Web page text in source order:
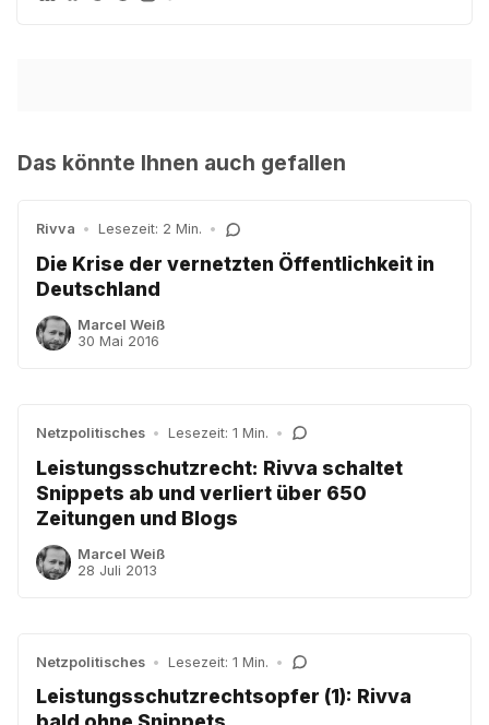
Das könnte Ihnen auch gefallen
Rivva • Lesezeit: 2 Min. •
Die Krise der vernetzten Öffentlichkeit in
Deutschland
Marcel Weiß
30 Mai 2016
Netzpolitisches • Lesezeit: 1 Min. •
Leistungsschutzrecht: Rivva schaltet
Snippets ab und verliert über 650
Zeitungen und Blogs
Marcel Weiß
28 Juli 2013
Netzpolitisches • Lesezeit: 1 Min. •
Leistungsschutzrechtsopfer (1): Rivva